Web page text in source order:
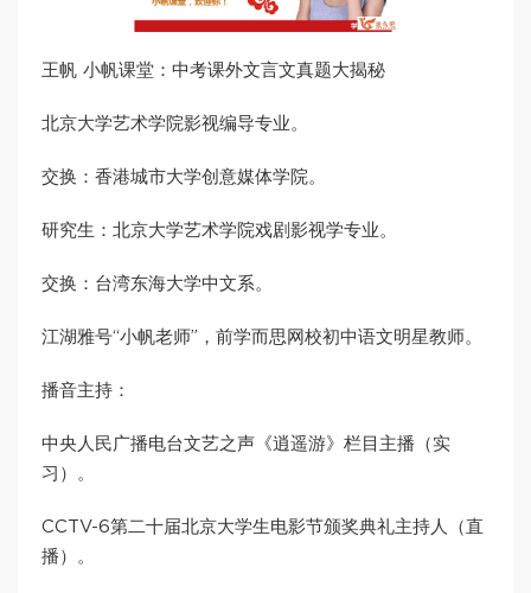
王帆 小帆课堂：中考课外文言文真题大揭秘
北京大学艺术学院影视编导专业。
交换：香港城市大学创意媒体学院。
研究生：北京大学艺术学院戏剧影视学专业。
交换：台湾东海大学中文系。
江湖雅号“小帆老师”，前学而思网校初中语文明星教师。
播音主持：
中央人民广播电台文艺之声《逍遥游》栏目主播（实
习）。
CCTV-6第二十届北京大学生电影节颁奖典礼主持人（直
播）。